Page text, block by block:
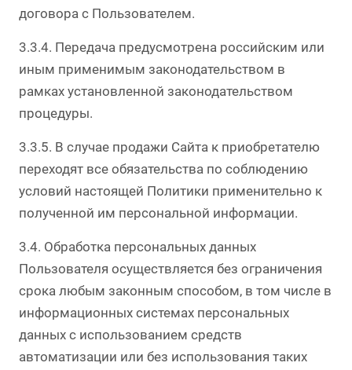
договора с Пользователем.
3.3.4. Передача предусмотрена российским или
иным применимым законодательством в
рамках установленной законодательством
процедуры.
3.3.5. В случае продажи Сайта к приобретателю
переходят все обязательства по соблюдению
условий настоящей Политики применительно к
полученной им персональной информации.
3.4. Обработка персональных данных
Пользователя осуществляется без ограничения
срока любым законным способом, в том числе в
информационных системах персональных
данных с использованием средств
автоматизации или без использования таких